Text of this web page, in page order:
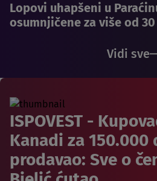
Lopovi uhapšeni u
osumnjičene za više od 30
Vidi sve
ISPOVEST -
Kanadi za 150.000
prodavao: Sve o